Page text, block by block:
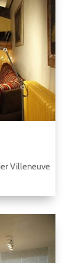
Villeneuve